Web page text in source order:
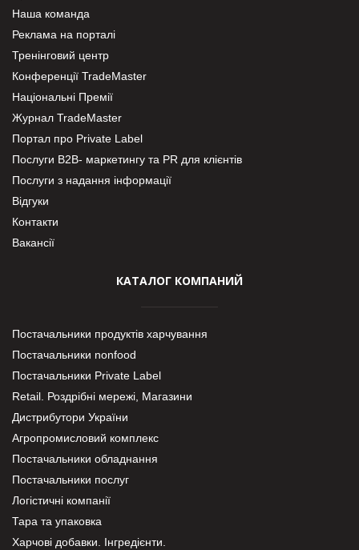
Наша команда
Реклама на порталі
Тренінговий центр
Конференції TradeMaster
Національні Премії
Журнал TradeMaster
Портал про Private Label
Послуги В2В- маркетингу та PR для клієнтів
Послуги з надання інформації
Відгуки
Контакти
Вакансії
КАТАЛОГ КОМПАНИЙ
Постачальники продуктів харчування
Постачальники nonfood
Постачальники Private Label
Retail. Роздрібні мережі, Магазини
Дистрибутори України
Агропромисловий комплекс
Постачальники обладнання
Постачальники послуг
Логістичні компанії
Тара та упаковка
Харчові добавки. Інгредієнти.